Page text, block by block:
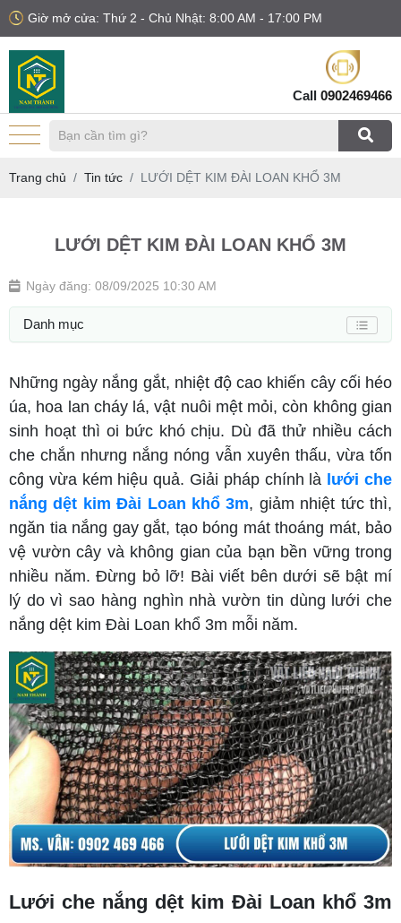
Giờ mở cửa: Thứ 2 - Chủ Nhật: 8:00 AM - 17:00 PM
Call 0902469466
Trang chủ Tin tức LƯỚI DỆT KIM ĐÀI LOAN KHỔ 3M
LƯỚI DỆT KIM ĐÀI LOAN KHỔ 3M
Ngày đăng: 08/09/2025 10:30 AM
Danh mục
Những ngày nắng gắt, nhiệt độ cao khiến cây cối héo
úa, hoa lan cháy lá, vật nuôi mệt mỏi, còn không gian
sinh hoạt thì oi bức khó chịu. Dù đã thử nhiều cách
che chắn nhưng nắng nóng vẫn xuyên thấu, vừa tốn
công vừa kém hiệu quả. Giải pháp chính là lưới che
nắng dệt kim Đài Loan khổ 3m, giảm nhiệt tức thì,
ngăn tia nắng gay gắt, tạo bóng mát thoáng mát, bảo
vệ vườn cây và không gian của bạn bền vững trong
nhiều năm. Đừng bỏ lỡ! Bài viết bên dưới sẽ bật mí
lý do vì sao hàng nghìn nhà vườn tin dùng lưới che
nắng dệt kim Đài Loan khổ 3m mỗi năm.
Lưới che nắng dệt kim Đài Loan khổ 3m